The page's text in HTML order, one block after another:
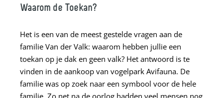
Waarom de Toekan?
Het is een van de meest gestelde vragen aan de
familie Van der Valk: waarom hebben jullie een
toekan op je dak en geen valk? Het antwoord is te
vinden in de aankoop van vogelpark Avifauna. De
familie was op zoek naar een symbool voor de hele
familie. Zo net na de oorlog hadden veel mensen nog